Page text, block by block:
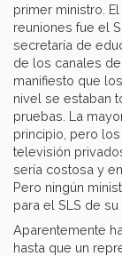
primer ministro.
reuniones fue el
secretaría de
de los canales
manifiesto que
nivel se estaban
pruebas. La
principio, pero
televisión
sería costosa y
Pero ningún
para el SLS de
Aparentemente
hasta que un